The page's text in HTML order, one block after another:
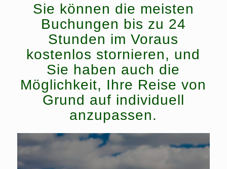
Sie können die meisten
Buchungen bis zu 24
Stunden im Voraus
kostenlos stornieren, und
Sie haben auch die
Möglichkeit, Ihre Reise von
Grund auf individuell
anzupassen.